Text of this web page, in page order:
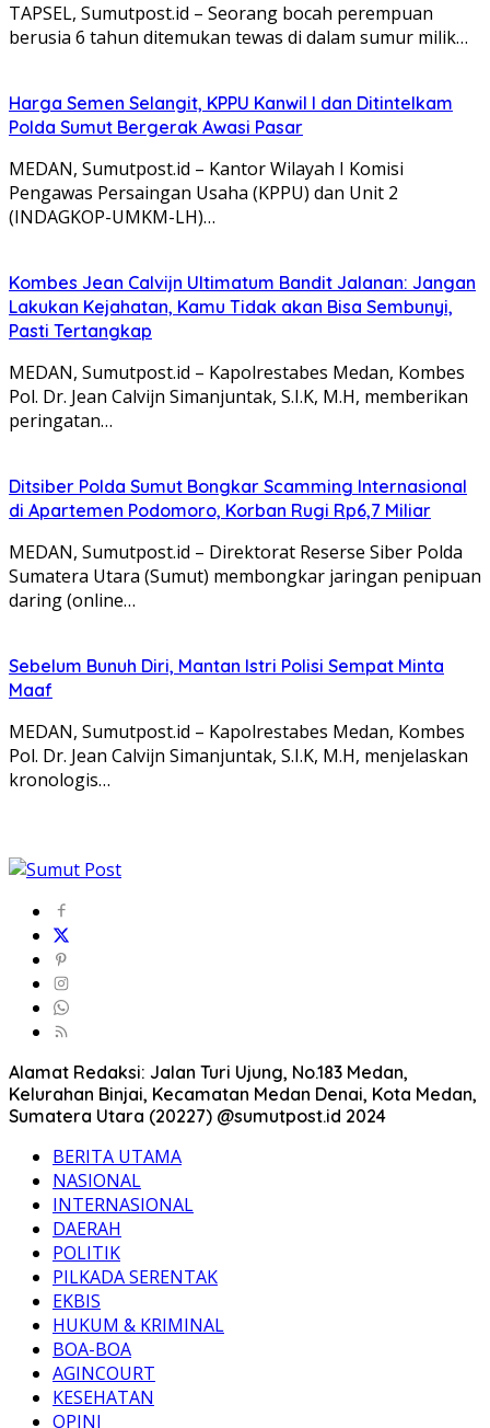
TAPSEL, Sumutpost.id – Seorang bocah perempuan
berusia 6 tahun ditemukan tewas di dalam sumur milik…
Harga Semen Selangit, KPPU Kanwil I dan Ditintelkam
Polda Sumut Bergerak Awasi Pasar
MEDAN, Sumutpost.id – Kantor Wilayah I Komisi
Pengawas Persaingan Usaha (KPPU) dan Unit 2
(INDAGKOP-UMKM-LH)…
Kombes Jean Calvijn Ultimatum Bandit Jalanan: Jangan
Lakukan Kejahatan, Kamu Tidak akan Bisa Sembunyi,
Pasti Tertangkap
MEDAN, Sumutpost.id – Kapolrestabes Medan, Kombes
Pol. Dr. Jean Calvijn Simanjuntak, S.I.K, M.H, memberikan
peringatan…
Ditsiber Polda Sumut Bongkar Scamming Internasional
di Apartemen Podomoro, Korban Rugi Rp6,7 Miliar
MEDAN, Sumutpost.id – Direktorat Reserse Siber Polda
Sumatera Utara (Sumut) membongkar jaringan penipuan
daring (online…
Sebelum Bunuh Diri, Mantan Istri Polisi Sempat Minta
Maaf
MEDAN, Sumutpost.id – Kapolrestabes Medan, Kombes
Pol. Dr. Jean Calvijn Simanjuntak, S.I.K, M.H, menjelaskan
kronologis…
Alamat Redaksi: Jalan Turi Ujung, No.183 Medan,
Kelurahan Binjai, Kecamatan Medan Denai, Kota Medan,
Sumatera Utara (20227) @sumutpost.id 2024
BERITA UTAMA
NASIONAL
INTERNASIONAL
DAERAH
POLITIK
PILKADA SERENTAK
EKBIS
HUKUM & KRIMINAL
BOA-BOA
AGINCOURT
KESEHATAN
OPINI